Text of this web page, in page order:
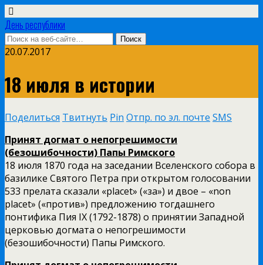
День республики
20.07.2017
18 июля в истории
Поделиться Твитнуть Pin Отпр. по эл. почте SMS
Принят догмат о непогрешимости
(безошибочности) Папы Римского
18 июля 1870 года на заседании Вселенского собора в
базилике Святого Петра при открытом голосовании
533 прелата сказали «placet» («за») и двое – «non
placet» («против») предложению тогдашнего
понтифика Пия IX (1792-1878) о принятии Западной
церковью догмата о непогрешимости
(безошибочности) Папы Римского.